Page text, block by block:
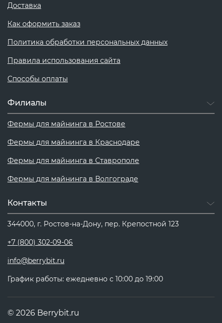
Доставка
Как оформить заказ
Политика обработки персональных данных
Правила использования сайта
Способы оплаты
Филиалы
Фермы для майнинга в Ростове
Фермы для майнинга в Краснодаре
Фермы для майнинга в Ставрополе
Фермы для майнинга в Волгограде
Контакты
344000, г. Ростов-на-Дону, пер. Крепостной 123
+7 (800) 302-09-06
info@berrybit.ru
График работы: ежедневно с 10:00 до 19:00
© 2026 Berrybit.ru